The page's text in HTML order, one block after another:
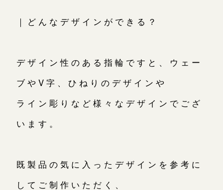
｜どんなデザインができる？
デザイン性のある指輪ですと、ウェー
ブやV字、ひねりのデザインや
ライン彫りなど様々なデザインでござ
います。
既製品の気に入ったデザインを参考に
してご制作いただく、